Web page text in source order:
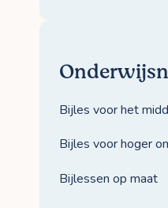
Bijles voor het
Bijles voor hoger
Bijlessen op maat